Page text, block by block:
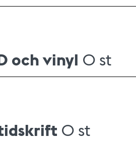
och vinyl 0 st
0 st